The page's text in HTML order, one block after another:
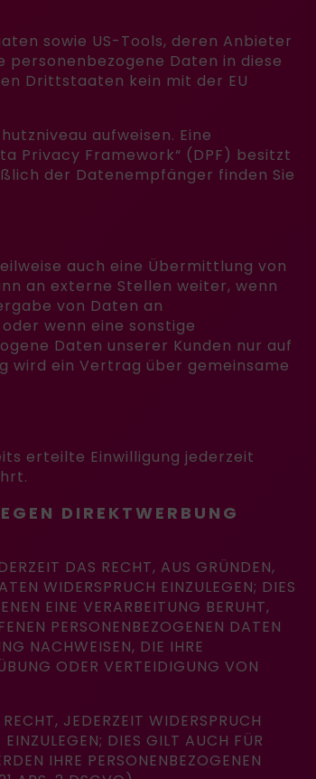
sowie US-Tools, deren Anbieter
personenbezogene Daten in diese
Drittstaaten kein mit der EU
aufweisen. Eine
Privacy Framework“ (DPF) besitzt
der Datenempfänger finden Sie
auch eine Übermittlung von
an externe Stellen weiter, wenn
von Daten an
wenn eine sonstige
Daten unserer Kunden nur auf
wird ein Vertrag über gemeinsame
erteilte Einwilligung jederzeit
DIREKTWERBUNG
DAS RECHT, AUS GRÜNDEN,
WIDERSPRUCH EINZULEGEN; DIES
EINE VERARBEITUNG BERUHT,
PERSONENBEZOGENEN DATEN
NACHWEISEN, DIE IHRE
ODER VERTEIDIGUNG VON
JEDERZEIT WIDERSPRUCH
DIES GILT AUCH FÜR
IHRE PERSONENBEZOGENEN